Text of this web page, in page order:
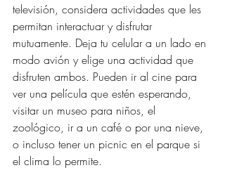
televisión, considera actividades que les
permitan interactuar y disfrutar
mutuamente. Deja tu celular a un lado en
modo avión y elige una actividad que
disfruten ambos. Pueden ir al cine para
ver una película que estén esperando,
visitar un museo para niños, el
zoológico, ir a un café o por una nieve,
o incluso tener un picnic en el parque si
el clima lo permite.